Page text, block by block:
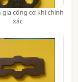
gia công cơ khí chính
xác